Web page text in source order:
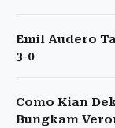
Emil Audero
3-0
Como Kian
Bungkam